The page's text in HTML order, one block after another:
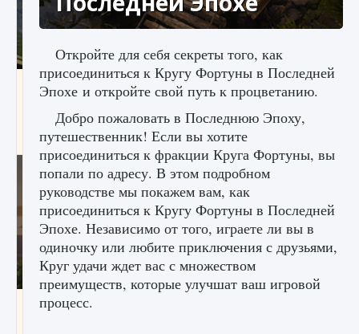
Как исправить ошибку Palworld «Идет
сохранение мира — Невозможно начать
сохранение данных мира»
9 августа 2024 2 511 0
Как заработать медали лиги Clash of Clans
Откройте для себя секреты того, как
присоединиться к Кругу Фортуны в Последней
Эпохе и откройте свой путь к процветанию.
Добро пожаловать в Последнюю Эпоху,
путешественник! Если вы хотите
присоединиться к фракции Круга Фортуны, вы
попали по адресу. В этом подробном
руководстве мы покажем вам, как
присоединиться к Кругу Фортуны в Последней
Эпохе. Независимо от того, играете ли вы в
одиночку или любите приключения с друзьями,
Круг удачи ждет вас с множеством
преимуществ, которые улучшат ваш игровой
процесс.